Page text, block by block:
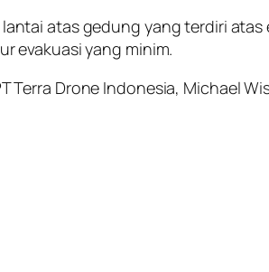
atas gedung yang terdiri
evakuasi yang minim.
Terra Drone Indonesia, Michael